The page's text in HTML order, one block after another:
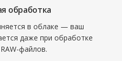
обработка
в облаке — ваш
даже при обработке
файлов.